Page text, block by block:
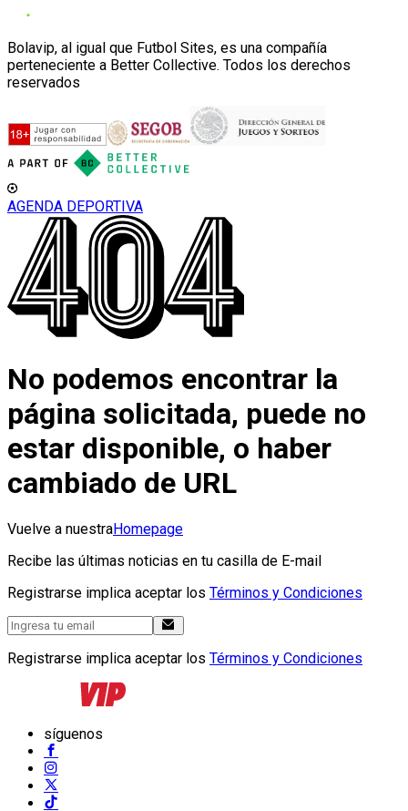
Bolavip, al igual que Futbol Sites, es una compañía
perteneciente a Better Collective. Todos los derechos
reservados
AGENDA DEPORTIVA
No podemos encontrar la
página solicitada, puede no
estar disponible, o haber
cambiado de URL
Vuelve a nuestraHomepage
Recibe las últimas noticias en tu casilla de E-mail
Registrarse implica aceptar los Términos y Condiciones
Registrarse implica aceptar los Términos y Condiciones
síguenos